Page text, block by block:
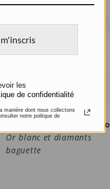
Bague de style Art déco
Or blanc et diamants
baguette
m'inscris
les
de confidentialité
manière dont nous collectons
notre politque de